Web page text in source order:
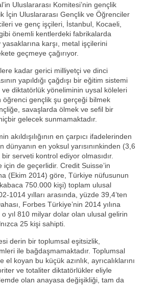
Uluslararası Komitesi’nin gençlik
İçin Uluslararası Gençlik ve Öğrenciler
ve genç işçileri, İstanbul, Kocaeli,
önemli kentlerdeki fabrikalarda
karşı, metal işçilerini
geçmeye çağırıyor.
kadar gerici milliyetçi ve dinci
yapıldığı çağdışı bir eğitim sistemi
diktatörlük yöneliminin uysal köleleri
öğrenci gençlik şu gerçeği bilmek
savaşlarda ölmek ve sefil bir
gelecek sunmamaktadır.
akıldışılığının en çarpıcı ifadelerinden
dünyanın en yoksul yarısınınkinden (3,6
serveti kontrol ediyor olmasıdır.
de geçerlidir. Credit Suisse’in
(Ekim 2014) göre, Türkiye nüfusunun
750.000 kişi) toplam ulusal
1014 yılları arasında, yüzde 39,4’ten
Forbes Türkiye’nin 2014 yılına
yıl 810 milyar dolar olan ulusal gelirin
25 kişi sahipti.
derin bir toplumsal eşitsizlik,
ile bağdaşmamaktadır. Toplumsal
koyan bu küçük azınlık, ayrıcalıklarını
ve totaliter diktatörlükler eliyle
olan anayasa değişikliği, tam da